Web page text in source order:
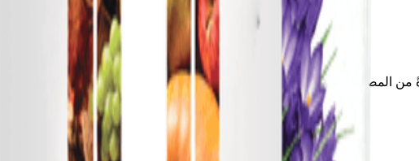
من المصنّع. سنساعدك في اختيار المنتج المناسب لحديقتك أو مزرعتك أو تصميم